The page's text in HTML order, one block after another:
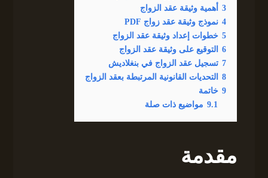
3
أهمية وثيقة عقد الزواج
4 نموذج وثيقة عقد زواج PDF
5 خطوات إعداد وثيقة عقد الزواج
6
التوقيع على وثيقة عقد الزواج
7 تسجيل عقد الزواج في بنغلاديش
8
التحديات القانونية المرتبطة بعقد الزواج
9 خاتمة
9.1 مواضيع ذات صلة
مقدمة